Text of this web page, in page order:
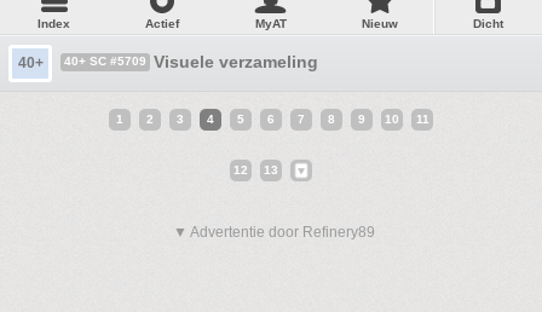
Index Actief MyAT Nieuw Dicht
40+ 40+ SC #5709 Visuele verzameling
1 2 3 4 5 6 7 8 9 10 11
12 13
▼ Advertentie door Refinery89